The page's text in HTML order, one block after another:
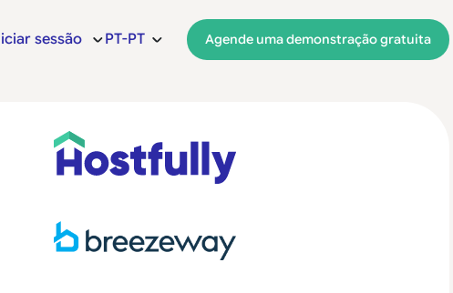
sessão PT-PT Agende uma demonstração gratuita